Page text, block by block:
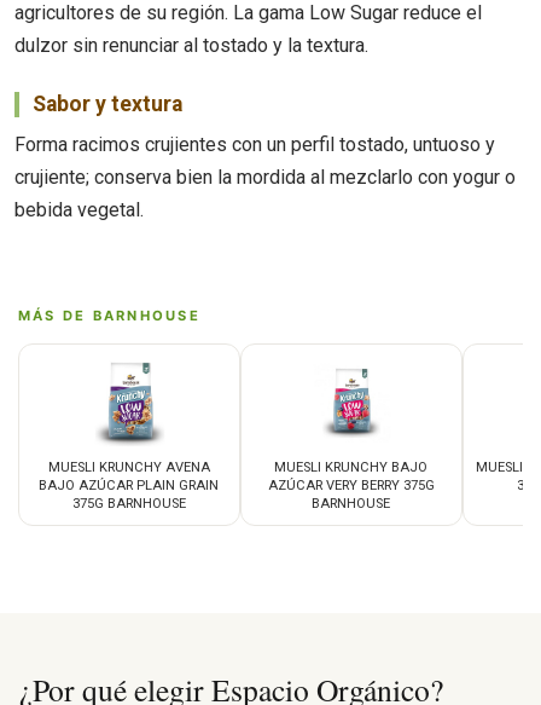
agricultores de su región. La gama Low Sugar reduce el
dulzor sin renunciar al tostado y la textura.
Sabor y textura
Forma racimos crujientes con un perfil tostado, untuoso y
crujiente; conserva bien la mordida al mezclarlo con yogur o
bebida vegetal.
MÁS DE BARNHOUSE
MUESLI KRUNCHY AVENA
BAJO AZÚCAR PLAIN GRAIN
375G BARNHOUSE
MUESLI KRUNCHY BAJO
AZÚCAR VERY BERRY 375G
BARNHOUSE
MUESLI
¿Por qué elegir Espacio Orgánico?